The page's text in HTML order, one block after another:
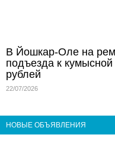
В Йошкар-Оле на
подъезда к
рублей
22/07/2026
НОВЫЕ ОБЪЯВЛЕНИЯ